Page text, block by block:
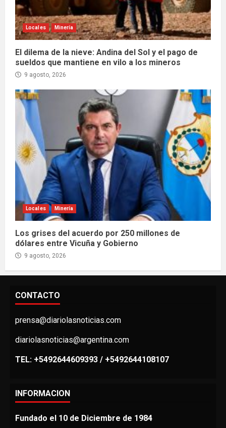
Locales Minería
El dilema de la nieve: Andina del Sol y el pago de
sueldos que mantiene en vilo a los mineros
9 agosto, 2026
Locales Minería
Los grises del acuerdo por 250 millones de
dólares entre Vicuña y Gobierno
9 agosto, 2026
CONTACTO
prensa@diariolasnoticias.com
diariolasnoticias@argentina.com
TEL: +5492644609393 / +5492644108107
INFORMACION
Fundado el 10 de Diciembre de 1984